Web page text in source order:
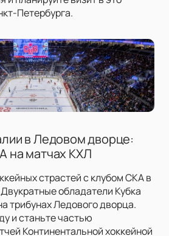
Петербурга.
в Ледовом дворце:
на матчах КХЛ
страстей с клубом СКА в
обладатели Кубка
трибунах Ледового дворца.
и станьте частью
Континентальной хоккейной